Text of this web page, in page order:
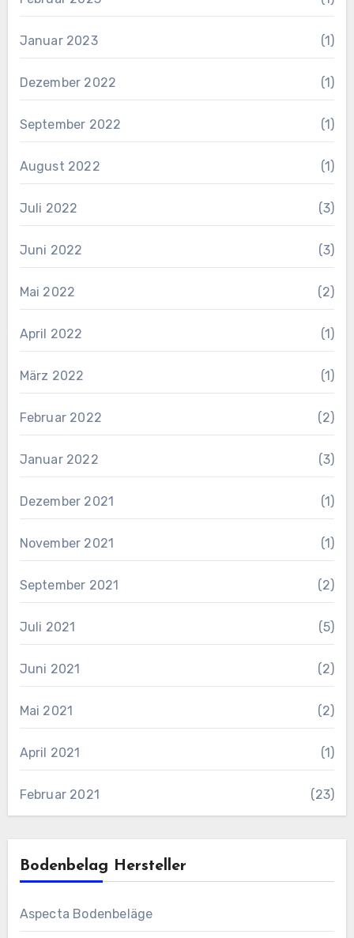
Januar 2023 (1)
Dezember 2022 (1)
September 2022 (1)
August 2022 (1)
Juli 2022 (3)
Juni 2022 (3)
Mai 2022 (2)
April 2022 (1)
März 2022 (1)
Februar 2022 (2)
Januar 2022 (3)
Dezember 2021 (1)
November 2021 (1)
September 2021 (2)
Juli 2021 (5)
Juni 2021 (2)
Mai 2021 (2)
April 2021 (1)
Februar 2021 (23)
Bodenbelag Hersteller
Aspecta Bodenbeläge